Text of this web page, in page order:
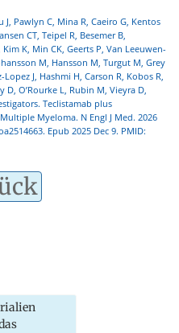
J, Pawlyn C, Mina R, Caeiro G, Kentos
CT, Teipel R, Besemer B,
K, Min CK, Geerts P, Van Leeuwen-
M, Hansson M, Turgut M, Grey
J, Hashmi H, Carson R, Kobos R,
O’Rourke L, Rubin M, Vieyra D,
Teclistamab plus
Myeloma. N Engl J Med. 2026
Epub 2025 Dec 9. PMID: